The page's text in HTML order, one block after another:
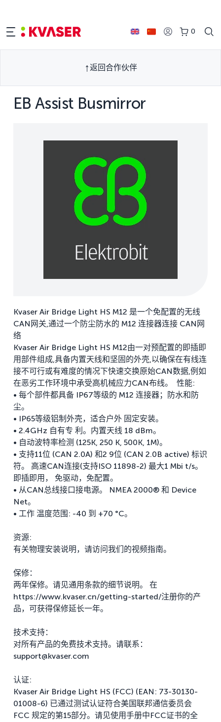
0
返回合作伙伴
EB Assist Busmirror
Kvaser Air Bridge Light HS M12 是一个免配置的无线
CAN网关,通过一个防尘防水的 M12 连接器连接 CAN网
络
Kvaser Air Bridge Light HS M12由一对预配置的即插即
用部件组成,具备内置天线和坚固的外壳,以确保在有线连
接不可行或有难度的情况下快速交换原始CAN数据,例如
在恶劣工作环境中承受高机械应力CAN布线。 性能:
• 每个部件都具备 IP67等级的 M12 连接器；防水和防
尘。
• IP65等级铝制外壳，适合户外 固定安装。
• 2.4GHz 自有专 利。内置天线 18 dBm。
• 自动波特率检测 (125K, 250 K, 500K, 1M)。
• 支持11位 (CAN 2.0A) 和2 9位 (CAN 2.0B active) 标识
符。 高速CAN连接(支持ISO 11898-2) 最大1 Mbi t/s。
即插即用， 免驱动，免配置。
• 从CAN总线接口接电源。 NMEA 2000® 和 Device
Net。
• 工作 温度范围: -40 到 +70 °C。
资源:
有关物理安装说明，请访问我们的视频指南。
保修：
两年保修。请见通用条款的细节说明。 在
https://www.kvaser.cn/getting-started/注册你的产
品，可获得保修延长一年。
技术支持：​​​​
对所有产品的免费技术支持。请联系：
support@kvaser.com
认证:
​​​​​​​Kvaser Air Bridge Light HS (FCC) (EAN: 73-30130-
01008-6) 已通过测试认证符合美国联邦通信委员会
FCC 规定的第15部分。请见使用手册中FCC证书的全